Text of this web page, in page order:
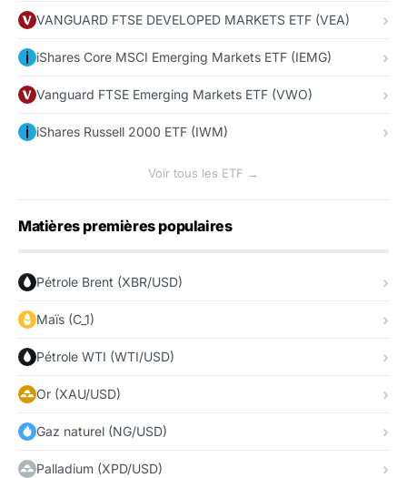
VANGUARD FTSE DEVELOPED MARKETS ETF (VEA)
iShares Core MSCI Emerging Markets ETF (IEMG)
Vanguard FTSE Emerging Markets ETF (VWO)
iShares Russell 2000 ETF (IWM)
Voir tous les ETF →
Matières premières populaires
Pétrole Brent (XBR/USD)
Maïs (C_1)
Pétrole WTI (WTI/USD)
Or (XAU/USD)
Gaz naturel (NG/USD)
Palladium (XPD/USD)